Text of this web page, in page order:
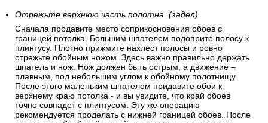
Отрежьте верхнюю часть полотна. (задел).
Сначала продавите место соприкосновения обоев с
границей потолка. Большим шпателем подоприте полосу к
плинтусу. Плотно прижмите нахлест полосы и ровно
отрежьте обойным ножом. Здесь важно правильно держать
шпатель и нож. Нож должен быть острым, а движение –
плавным, под небольшим углом к обойному полотнищу.
После этого маленьким шпателем придавите обои к
верхнему краю потолка - и вы увидите, что край обоев
точно совпадет с плинтусом. Эту же операцию
рекомендуется проделать с нижней границей обоев. После